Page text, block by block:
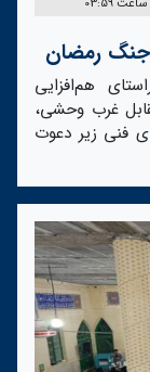
جنگ رمضان
هم‌افزایی
غرب وحشی،
فنی زیر دعوت